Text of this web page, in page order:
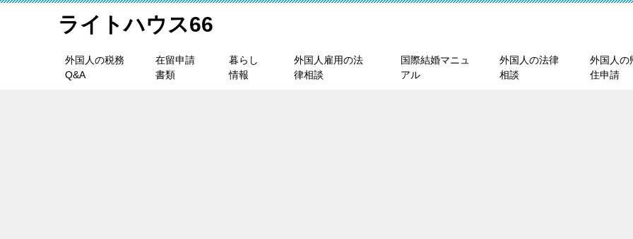
ライトハウス66
外国人の税務
Q&A
在留申請
書類
暮らし
情報
外国人雇用の法
律相談
国際結婚マニュ
アル
外国人の法律
相談
外国人の
住申請